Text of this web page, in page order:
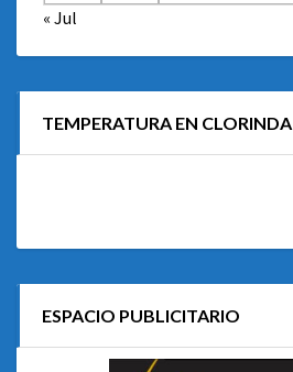
« Jul
TEMPERATURA EN CLORINDA
ESPACIO PUBLICITARIO